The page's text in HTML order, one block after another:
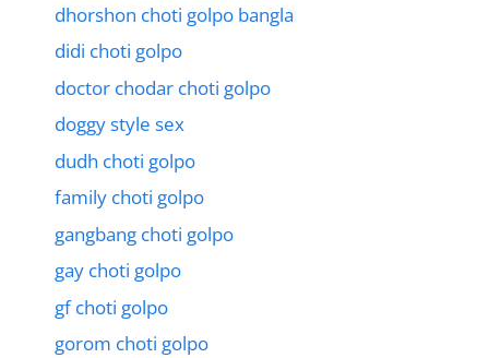
dhorshon choti golpo bangla
didi choti golpo
doctor chodar choti golpo
doggy style sex
dudh choti golpo
family choti golpo
gangbang choti golpo
gay choti golpo
gf choti golpo
gorom choti golpo